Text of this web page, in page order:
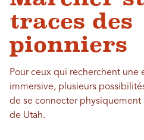
traces des
pionniers
Pour ceux qui recherchent une
immersive, plusieurs
de se connecter physiquement
de Utah.